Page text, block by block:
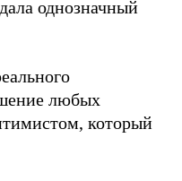
однозначный
любых
который